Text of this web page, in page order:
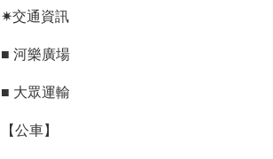
✷交通資訊
■ 河樂廣場
■ 大眾運輸
【公車】